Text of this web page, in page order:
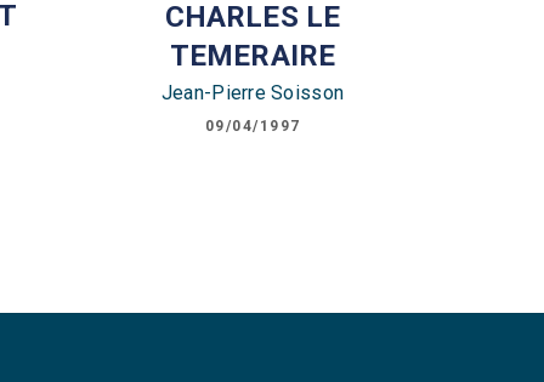
CHARLES LE
TEMERAIRE
Jean-Pierre Soisson
09/04/1997